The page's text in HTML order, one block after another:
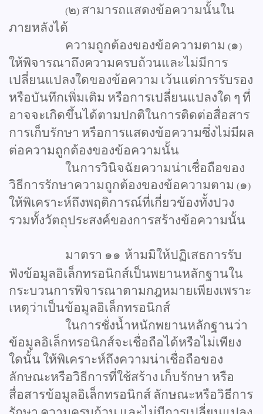
(๒) สามารถแสดงข้อความนั้นใน
ภายหลังได้
ความถูกต้องของข้อความตาม (๑)
ให้พิจารณาถึงความครบถ้วนและไม่มีการ
เปลี่ยนแปลงใดของข้อความ เว้นแต่การรับรอง
หรือบันทึกเพิ่มเติม หรือการเปลี่ยนแปลงใด ๆ ที่
อาจจะเกิดขึ้นได้ตามปกติในการติดต่อสื่อสาร
การเก็บรักษา หรือการแสดงข้อความซึ่งไม่มีผล
ต่อความถูกต้องของข้อความนั้น
ในการวินิจฉัยความน่าเชื่อถือของ
วิธีการรักษาความถูกต้องของข้อความตาม (๑)
ให้พิเคราะห์ถึงพฤติการณ์ที่เกี่ยวข้องทั้งปวง
รวมทั้งวัตถุประสงค์ของการสร้างข้อความนั้น
มาตรา ๑๑ ห้ามมิให้ปฏิเสธการรับ
ฟังข้อมูลอิเล็กทรอนิกส์เป็นพยานหลักฐานใน
กระบวนการพิจารณาตามกฎหมายเพียงเพราะ
เหตุว่าเป็นข้อมูลอิเล็กทรอนิกส์
ในการชั่งน้ำหนักพยานหลักฐานว่า
ข้อมูลอิเล็กทรอนิกส์จะเชื่อถือได้หรือไม่เพียง
ใดนั้น ให้พิเคราะห์ถึงความน่าเชื่อถือของ
ลักษณะหรือวิธีการที่ใช้สร้าง เก็บรักษา หรือ
สื่อสารข้อมูลอิเล็กทรอนิกส์ ลักษณะหรือวิธีการ